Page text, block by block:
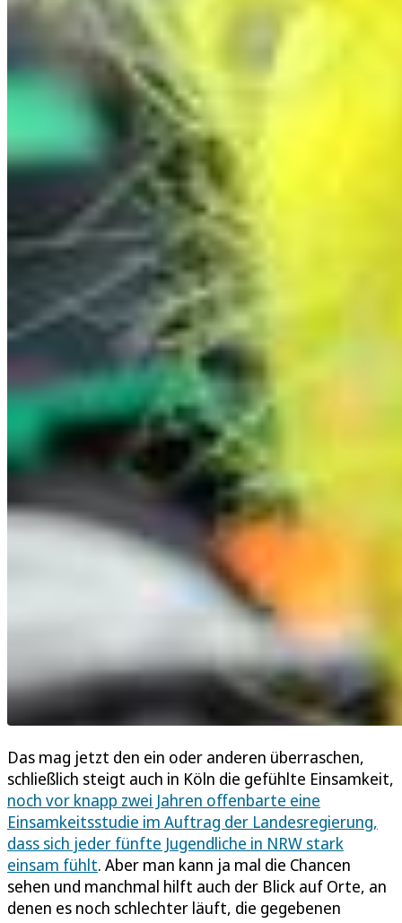
Das mag jetzt den ein oder anderen überraschen,
schließlich steigt auch in Köln die gefühlte Einsamkeit,
noch vor knapp zwei Jahren offenbarte eine
Einsamkeitsstudie im Auftrag der Landesregierung,
dass sich jeder fünfte Jugendliche in NRW stark
einsam fühlt. Aber man kann ja mal die Chancen
sehen und manchmal hilft auch der Blick auf Orte, an
denen es noch schlechter läuft, die gegebenen